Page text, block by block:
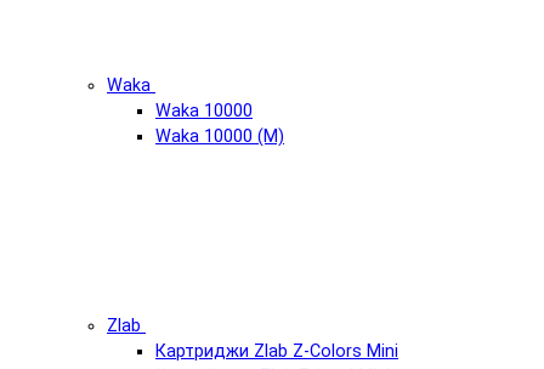
Waka
Waka 10000
Waka 10000 (М)
Zlab
Картриджи Zlab Z-Colors Mini